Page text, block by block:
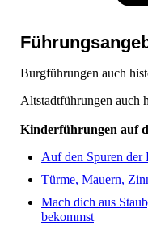
Burgführungen auch
Altstadtführungen auch
Kinderführungen auf
Auf den Spuren der
Türme, Mauern,
Mach dich aus
bekommst